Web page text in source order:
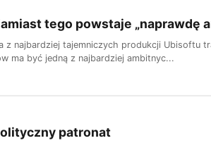
tego powstaje „naprawdę
z najbardziej tajemniczych produkcji Ubisoftu
ma być jedną z najbardziej ambitnyc...
patronat